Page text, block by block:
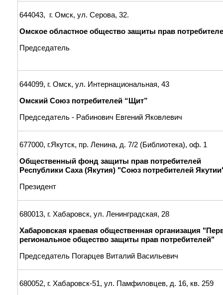
644043, г. Омск, ул. Серова, 32.
Омское областное общество защиты прав
Председатель
644099, г. Омск, ул. Интернациональная, 43
Омский Союз потребителей “Щит”
Председатель - Рабинович Евгений Яковлевич
677000, г.Якутск, пр. Ленина, д. 7/2 (Библиотека), оф. 1
Общественный фонд защиты прав потребителей
Республики Саха (Якутия) "Союз потребителей
Президент
680013, г. Хабаровск, ул. Ленинградская, 28
Хабаровская краевая общественная организация
региональное общество защиты прав потребителей"
Председатель Погарцев Виталий Васильевич
680052, г. Хабаровск-51, ул. Памфиловцев, д. 16, кв. 259